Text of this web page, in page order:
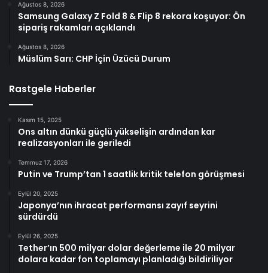
Ağustos 8, 2026
Samsung Galaxy Z Fold 8 & Flip 8 rekora koşuyor: Ön
sipariş rakamları açıklandı
Ağustos 8, 2026
Müslüm Sarı: CHP İçin Üzücü Durum
Rastgele Haberler
Kasım 15, 2025
Ons altın dünkü güçlü yükselişin ardından kar
realizasyonları ile geriledi
Temmuz 17, 2026
Putin ve Trump’tan 1 saatlik kritik telefon görüşmesi
Eylül 20, 2025
Japonya’nın ihracat performansı zayıf seyrini
sürdürdü
Eylül 26, 2025
Tether’ın 500 milyar dolar değerleme ile 20 milyar
dolara kadar fon toplamayı planladığı bildiriliyor